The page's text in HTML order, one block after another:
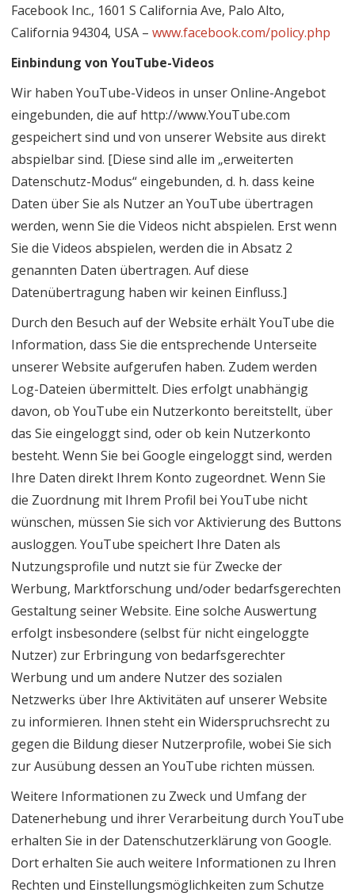
Facebook Inc., 1601 S California Ave, Palo Alto,
California 94304, USA – www.facebook.com/policy.php
Einbindung von YouTube-Videos
Wir haben YouTube-Videos in unser Online-Angebot
eingebunden, die auf http://www.YouTube.com
gespeichert sind und von unserer Website aus direkt
abspielbar sind. [Diese sind alle im „erweiterten
Datenschutz-Modus“ eingebunden, d. h. dass keine
Daten über Sie als Nutzer an YouTube übertragen
werden, wenn Sie die Videos nicht abspielen. Erst wenn
Sie die Videos abspielen, werden die in Absatz 2
genannten Daten übertragen. Auf diese
Datenübertragung haben wir keinen Einfluss.]
Durch den Besuch auf der Website erhält YouTube die
Information, dass Sie die entsprechende Unterseite
unserer Website aufgerufen haben. Zudem werden
Log-Dateien übermittelt. Dies erfolgt unabhängig
davon, ob YouTube ein Nutzerkonto bereitstellt, über
das Sie eingeloggt sind, oder ob kein Nutzerkonto
besteht. Wenn Sie bei Google eingeloggt sind, werden
Ihre Daten direkt Ihrem Konto zugeordnet. Wenn Sie
die Zuordnung mit Ihrem Profil bei YouTube nicht
wünschen, müssen Sie sich vor Aktivierung des Buttons
ausloggen. YouTube speichert Ihre Daten als
Nutzungsprofile und nutzt sie für Zwecke der
Werbung, Marktforschung und/oder bedarfsgerechten
Gestaltung seiner Website. Eine solche Auswertung
erfolgt insbesondere (selbst für nicht eingeloggte
Nutzer) zur Erbringung von bedarfsgerechter
Werbung und um andere Nutzer des sozialen
Netzwerks über Ihre Aktivitäten auf unserer Website
zu informieren. Ihnen steht ein Widerspruchsrecht zu
gegen die Bildung dieser Nutzerprofile, wobei Sie sich
zur Ausübung dessen an YouTube richten müssen.
Weitere Informationen zu Zweck und Umfang der
Datenerhebung und ihrer Verarbeitung durch YouTube
erhalten Sie in der Datenschutzerklärung von Google.
Dort erhalten Sie auch weitere Informationen zu Ihren
Rechten und Einstellungsmöglichkeiten zum Schutze